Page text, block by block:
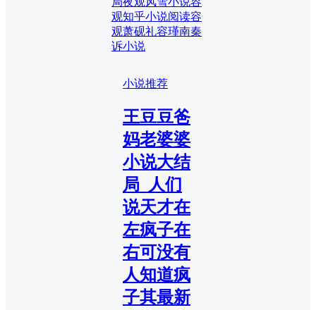
观知乎小说阅读容
观萧砚礼容瑾南秦
诉小说
小说推荐
王豆豆爸
妈老婆婆
小说大结
局_人们
说天才在
左疯子在
右可没有
人知道疯
子其最新